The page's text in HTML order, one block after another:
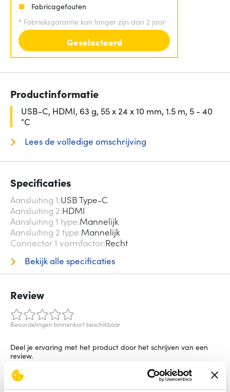
Fabricagefouten
* Fabrieksgarantie kan langer zijn dan 2 jaar
Geselecteerd
Productinformatie
USB-C, HDMI, 63 g, 55 x 24 x 10 mm, 1.5 m, 5 - 40
°C
Lees de volledige omschrijving
Specificaties
Aansluiting 1 USB Type-C
Aansluiting 2 HDMI
Aansluiting 1 type Mannelijk
Aansluiting 2 type Mannelijk
Connector 1 vormfactor Recht
Bekijk alle specificaties
Review
Beoordelingen binnenkort beschikbaar
Deel je ervaring met het product door het schrijven van een
review.
Schrijf een review